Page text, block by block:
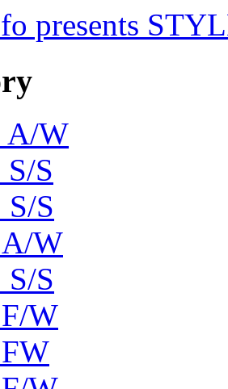
presents
A/W
S
S/S
W
S/S
W